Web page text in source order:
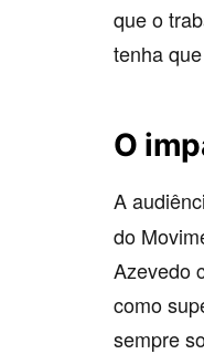
que o
tenha
O
A
do
Azevedo
como
sempre